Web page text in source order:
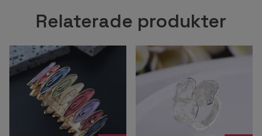
Relaterade produkter